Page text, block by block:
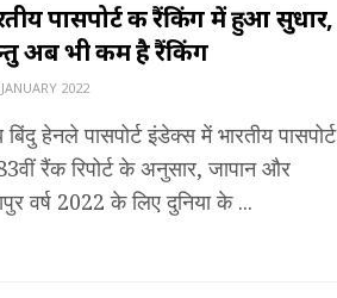
पासपोर्ट की रैंकिंग में हुआ सुधार,
अब भी कम है रैंकिंग
2022
हेनले पासपोर्ट इंडेक्स में भारतीय पासपोर्ट
रैंक रिपोर्ट के अनुसार, जापान और
वर्ष 2022 के लिए दुनिया के ...